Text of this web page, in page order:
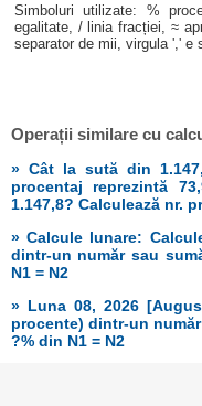
Simboluri utilizate: %
egalitate, / linia fracției, ≈
separator de mii, virgula ',' e
Operații similare cu
» Cât la sută din
procentaj reprezintă
1.147,8? Calculează nr.
» Calcule lunare:
dintr-un număr sau
N1 = N2
» Luna 08, 2026
procente) dintr-un
?% din N1 = N2